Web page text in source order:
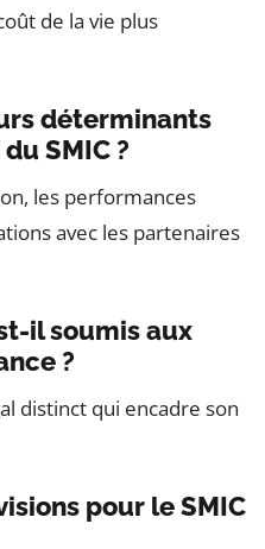
de la vie plus
déterminants
SMIC ?
les performances
avec les partenaires
il soumis aux
?
distinct qui encadre son
pour le SMIC